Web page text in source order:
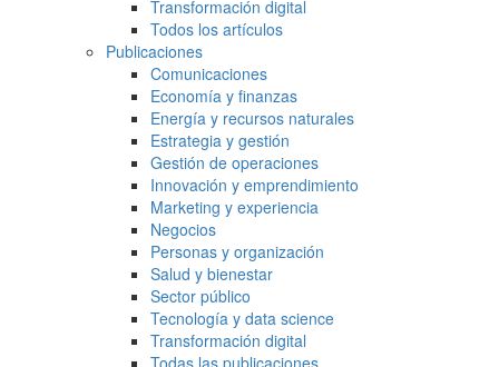
Transformación digital
Todos los artículos
Publicaciones
Comunicaciones
Economía y finanzas
Energía y recursos naturales
Estrategia y gestión
Gestión de operaciones
Innovación y emprendimiento
Marketing y experiencia
Negocios
Personas y organización
Salud y bienestar
Sector público
Tecnología y data science
Transformación digital